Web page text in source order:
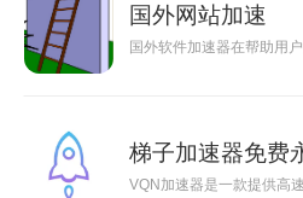
国外网站加速
国外软件加速器在帮助用
梯子加速器免费
VQN加速器是一款提供高